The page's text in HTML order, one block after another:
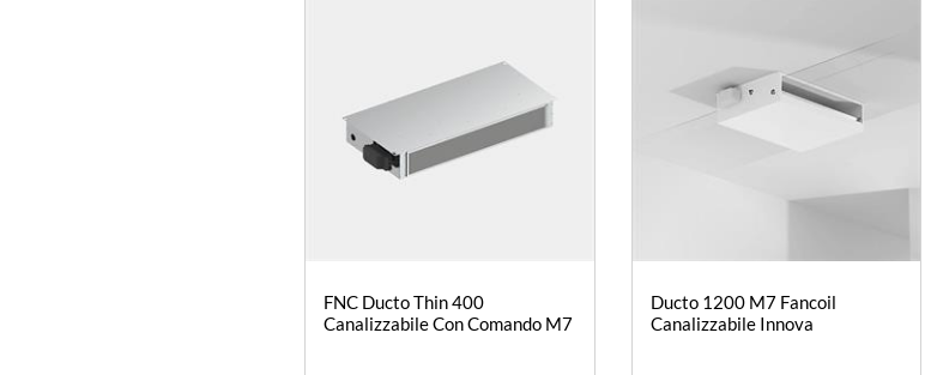
FNC Ducto Thin 400
Canalizzabile Con Comando M7
Ducto 1200 M7 Fancoil
Canalizzabile Innova